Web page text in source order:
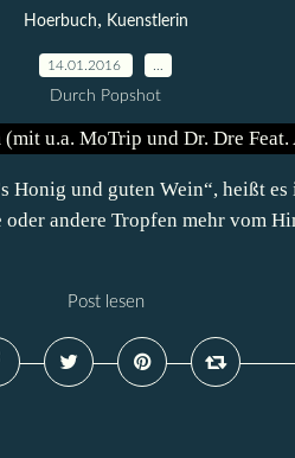
Hoerbuch, Kuenstlerin
14.01.2016
Durch Popshot
Honig und guten Wein“, heißt
andere Tropfen mehr vom
Post lesen